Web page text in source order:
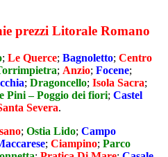
prezzi Litorale Romano
; Le Querce; Bagnoletto; Centro
; Anzio; Focene;
; Dragoncello; Isola Sacra;
Pini – Poggio dei fiori; Castel
Severa.
; Ostia Lido; Campo
; Ciampino; Parco